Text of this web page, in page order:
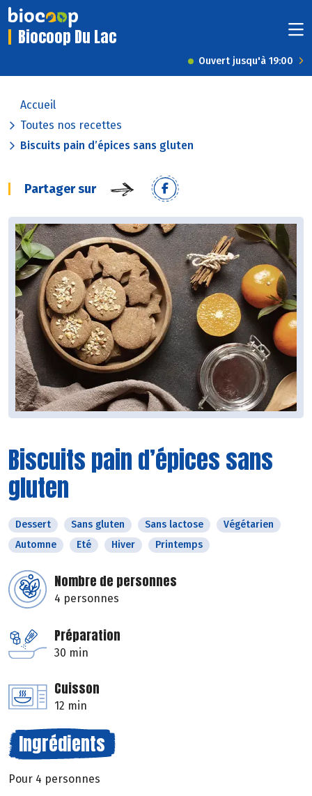
Biocoop Du Lac
Ouvert jusqu'à 19:00
Accueil
Toutes nos recettes
Biscuits pain d’épices sans gluten
Partager sur
Biscuits pain d’épices sans
gluten
Dessert Sans gluten Sans lactose
Végétarien
Automne
Eté Hiver Printemps
Nombre de personnes
4 personnes
Préparation
30 min
Cuisson
12 min
Ingrédients
Pour 4 personnes